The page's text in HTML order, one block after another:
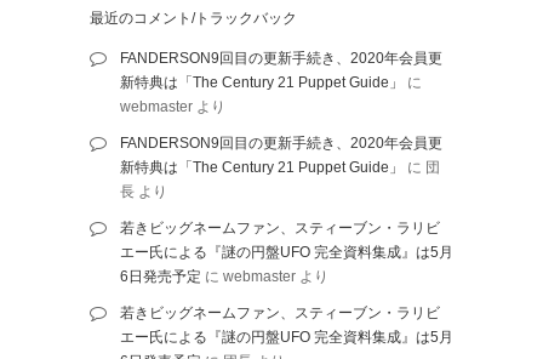
最近のコメント/トラックバック
FANDERSON9回目の更新手続き、2020年会員更
新特典は「The Century 21 Puppet Guide」
に
webmaster より
FANDERSON9回目の更新手続き、2020年会員更
新特典は「The Century 21 Puppet Guide」
に 団
長 より
若きビッグネームファン、スティーブン・ラリビ
エー氏による『謎の円盤UFO 完全資料集成』は5月
6日発売予定 に webmaster より
若きビッグネームファン、スティーブン・ラリビ
エー氏による『謎の円盤UFO 完全資料集成』は5月